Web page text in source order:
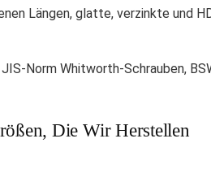
Längen, glatte, verzinkte und
Die Wir Herstellen